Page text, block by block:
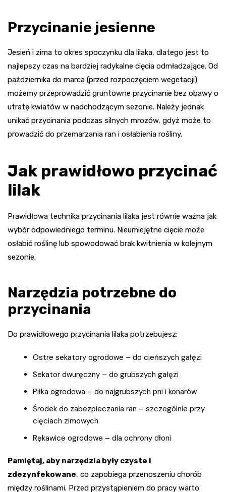
Przycinanie jesienne
Jesień i zima to okres spoczynku dla lilaka, dlatego jest to
najlepszy czas na bardziej radykalne cięcia odmładzające. Od
października do marca (przed rozpoczęciem wegetacji)
możemy przeprowadzić gruntowne przycinanie bez obawy o
utratę kwiatów w nadchodzącym sezonie. Należy jednak
unikać przycinania podczas silnych mrozów, gdyż może to
prowadzić do przemarzania ran i osłabienia rośliny.
Jak prawidłowo przycinać
lilak
Prawidłowa technika przycinania lilaka jest równie ważna jak
wybór odpowiedniego terminu. Nieumiejętne cięcie może
osłabić roślinę lub spowodować brak kwitnienia w kolejnym
sezonie.
Narzędzia potrzebne do
przycinania
Do prawidłowego przycinania lilaka potrzebujesz:
Ostre sekatory ogrodowe – do cieńszych gałęzi
Sekator dwuręczny – do grubszych gałęzi
Piłka ogrodowa – do najgrubszych pni i konarów
Środek do zabezpieczania ran – szczególnie przy
cięciach zimowych
Rękawice ogrodowe – dla ochrony dłoni
Pamiętaj, aby narzędzia były czyste i
zdezynfekowane, co zapobiega przenoszeniu chorób
między roślinami. Przed przystąpieniem do pracy warto